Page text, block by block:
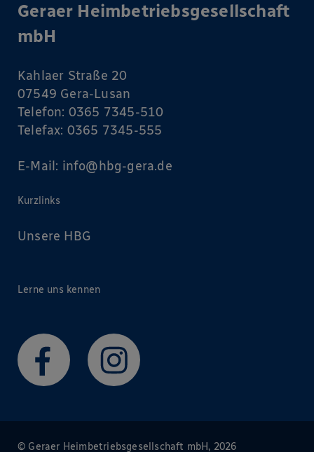
Geraer Heimbetriebsgesellschaft
mbH
Kahlaer Straße 20
07549 Gera-Lusan
Telefon: 0365 7345-510
Telefax: 0365 7345-555
E-Mail: info@ hbg-gera.de
Kurzlinks
Unsere HBG
Lerne uns kennen
© Geraer Heimbetriebsgesellschaft mbH, 2026